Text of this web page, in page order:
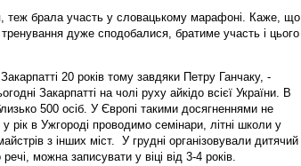
теж брала участь у словацькому марафоні. Каже, що
дуже сподобалися, братиме участь і цього
20 років тому завдяки Петру Ганчаку, -
Закарпатті на чолі руху айкідо всієї України. В
500 осіб. У Європі такими досягненнями не
в Ужгороді проводимо семінари, літні школи у
з інших міст. У грудні організовували дитячий
можна записувати у віці від 3-4 років.